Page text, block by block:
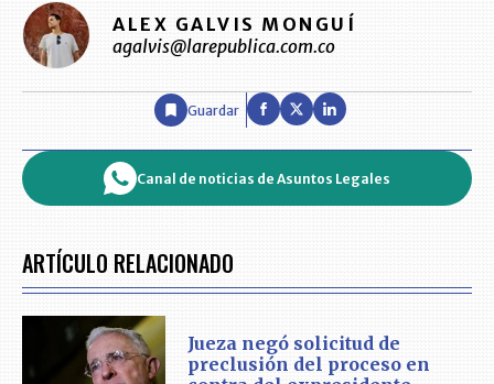
ALEX GALVIS MONGUÍ
agalvis@larepublica.com.co
Guardar
Canal de noticias de Asuntos Legales
ARTÍCULO RELACIONADO
Jueza negó solicitud de
preclusión del proceso en